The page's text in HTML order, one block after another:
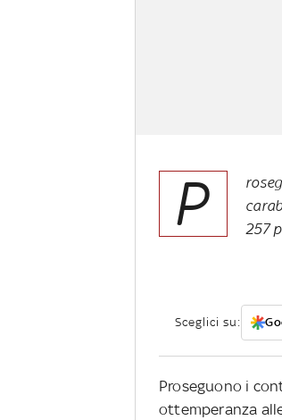
P
257
Sceglici su:
Proseguono i
ottemperanza